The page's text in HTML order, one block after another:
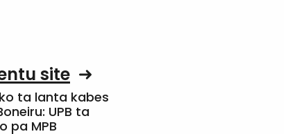
site
ta lanta kabes
UPB ta
pa MPB